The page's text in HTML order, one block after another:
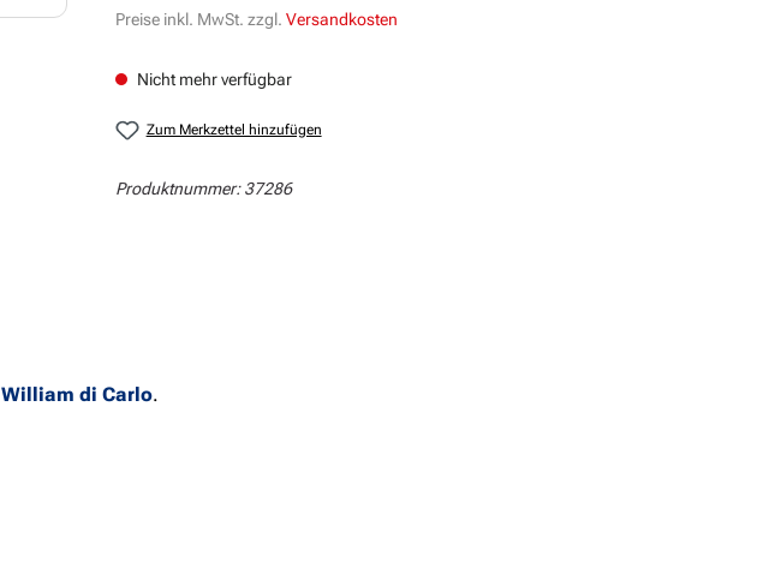
Preise inkl. MwSt. zzgl.Versandkosten
Nicht mehr verfügbar
Zum Merkzettel hinzufügen
Produktnummer:37286
William di Carlo.